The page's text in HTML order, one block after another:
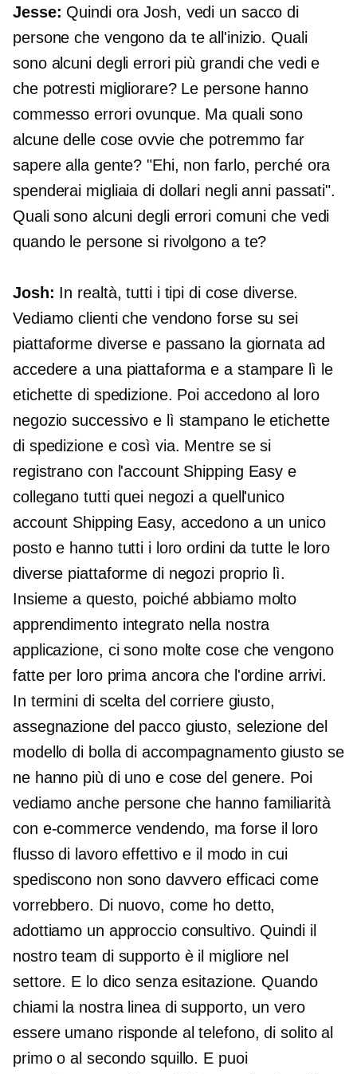
Jesse: Quindi ora Josh, vedi un sacco di
persone che vengono da te all'inizio. Quali
sono alcuni degli errori più grandi che vedi e
che potresti migliorare? Le persone hanno
commesso errori ovunque. Ma quali sono
alcune delle cose ovvie che potremmo far
sapere alla gente? "Ehi, non farlo, perché ora
spenderai migliaia di dollari negli anni passati".
Quali sono alcuni degli errori comuni che vedi
quando le persone si rivolgono a te?
Josh: In realtà, tutti i tipi di cose diverse.
Vediamo clienti che vendono forse su sei
piattaforme diverse e passano la giornata ad
accedere a una piattaforma e a stampare lì le
etichette di spedizione. Poi accedono al loro
negozio successivo e lì stampano le etichette
di spedizione e così via. Mentre se si
registrano con l'account Shipping Easy e
collegano tutti quei negozi a quell'unico
account Shipping Easy, accedono a un unico
posto e hanno tutti i loro ordini da tutte le loro
diverse piattaforme di negozi proprio lì.
Insieme a questo, poiché abbiamo molto
apprendimento integrato nella nostra
applicazione, ci sono molte cose che vengono
fatte per loro prima ancora che l'ordine arrivi.
In termini di scelta del corriere giusto,
assegnazione del pacco giusto, selezione del
modello di bolla di accompagnamento giusto se
ne hanno più di uno e cose del genere. Poi
vediamo anche persone che hanno familiarità
con e-commercevendendo, ma forse il loro
flusso di lavoro effettivo e il modo in cui
spediscono non sono davvero efficaci come
vorrebbero. Di nuovo, come ho detto,
adottiamo un approccio consultivo. Quindi il
nostro team di supporto è il migliore nel
settore. E lo dico senza esitazione. Quando
chiami la nostra linea di supporto, un vero
essere umano risponde al telefono, di solito al
primo o al secondo squillo. E puoi